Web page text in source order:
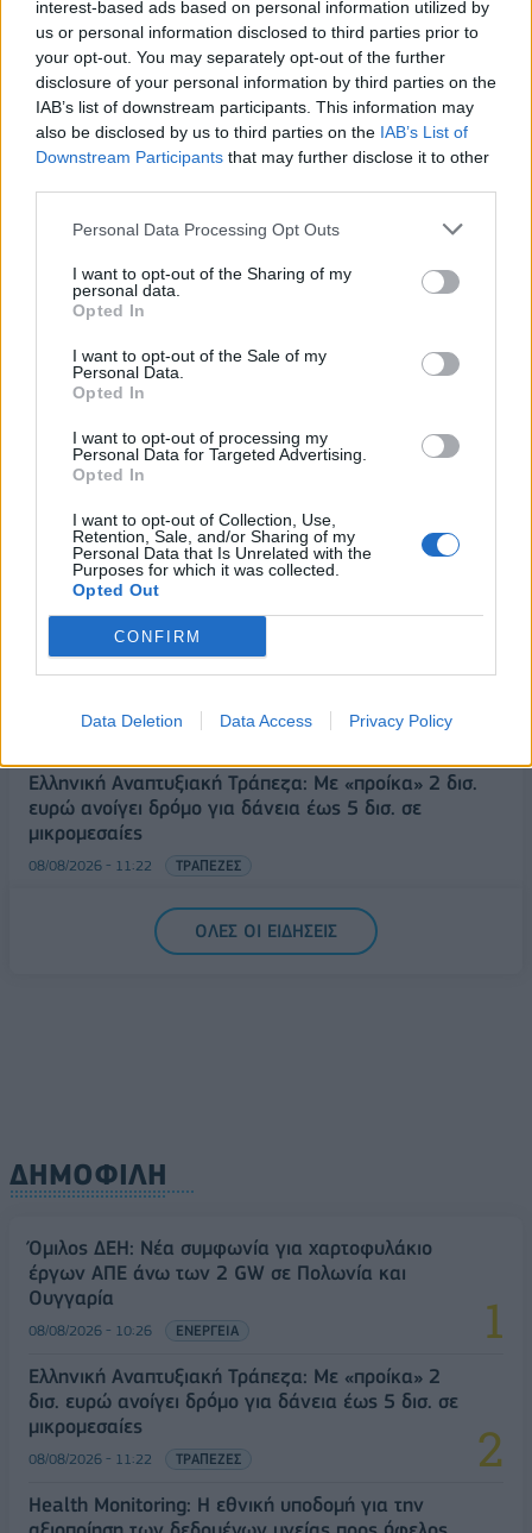
interest-based ads based on personal information utilized by
us or personal information disclosed to third parties prior to
your opt-out. You may separately opt-out of the further
disclosure of your personal information by third parties on the
IAB’s list of downstream participants. This information may
also be disclosed by us to third parties on the IAB’s List of
Downstream Participants that may further disclose it to other
Personal Data Processing Opt Outs
I want to opt-out of the Sharing of my
personal data.
Opted In
I want to opt-out of the Sale of my
Personal Data.
Opted In
I want to opt-out of processing my
Personal Data for Targeted Advertising.
Opted In
I want to opt-out of Collection, Use,
Retention, Sale, and/or Sharing of my
Personal Data that Is Unrelated with the
Purposes for which it was collected.
Opted Out
CONFIRM
Data Deletion Data Access Privacy Policy
βροχές
08/08/2026 - 14:08 ΕΛΛΑΔΑ
Ειδικό Χωροταξικό για τον Τουρισμό: Οι νέοι
κανόνες για επενδύσεις, νησιά και προορισμούς υπό
πίεση
08/08/2026 - 13:21 ΤΟΥΡΙΣΜΟΣ
από τον e-ΕΦΚΑ και τη ΔΥΠΑ έως τις 14 Αυγούστου
08/08/2026 - 12:58 ΟΙΚΟΝΟΜΙΑ
Οι Hamilton Reserve Bank και SEE Capital
μάρκετινγκ
08/08/2026 - 13:44
Χρηματιστήριο Αθηνών: Εβδομαδιαία άνοδος
1,76%, κέρδη 23,31% από τις αρχές του έτους
Διευρύνεται η πρωτοβουλία για τις τιμές στο ράφι
με 916 προϊόντα
Health Monitoring: Η εθνική υποδομή για την
αξιοποίηση των δεδομένων υγείας προς όφελος
ΥΓΕΙΑ
Ελληνική Αναπτυξιακή Τράπεζα: Με «προίκα» 2 δισ.
ευρώ ανοίγει δρόμο για δάνεια έως 5 δισ. σε
μικρομεσαίες
08/08/2026 - 11:22 ΤΡΑΠΕΖΕΣ
5G παντού, 6G στον ορίζοντα: Πού βρίσκεται η
Ελλάδα στη μεγάλη τεχνολογική μετάβαση
ΟΛΕΣ ΟΙ ΕΙΔΗΣΕΙΣ
ΔΗΜΟΦΙΛΗ
Όμιλος ΔΕΗ: Νέα συμφωνία για χαρτοφυλάκιο
έργων ΑΠΕ άνω των 2 GW σε Πολωνία και
Ουγγαρία
08/08/2026 - 10:26 ΕΝΕΡΓΕΙΑ
Ελληνική Αναπτυξιακή Τράπεζα: Με «προίκα» 2
δισ. ευρώ ανοίγει δρόμο για δάνεια έως 5 δισ. σε
μικρομεσαίες
08/08/2026 - 11:22 ΤΡΑΠΕΖΕΣ
Health Monitoring: Η εθνική υποδομή για την